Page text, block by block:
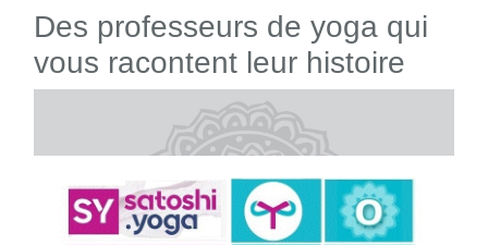
Des professeurs de yoga qui
vous racontent leur histoire